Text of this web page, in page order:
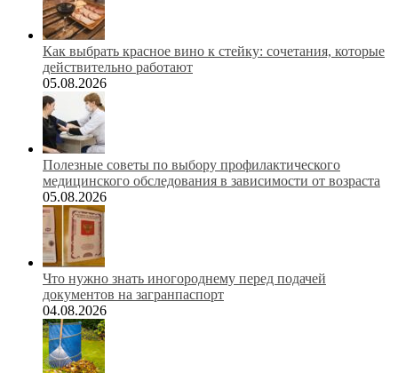
Как выбрать красное вино к стейку: сочетания, которые
действительно работают
05.08.2026
Полезные советы по выбору профилактического
медицинского обследования в зависимости от возраста
05.08.2026
Что нужно знать иногороднему перед подачей
документов на загранпаспорт
04.08.2026